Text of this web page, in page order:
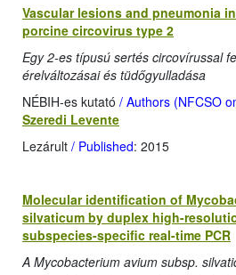
Vascular lesions and pneumonia
porcine circovirus type 2
Egy 2-es típusú sertés circovírussal
érelváltozásai és tüdőgyulladása
NÉBIH-es kutató / Authors (NFCSO
Szeredi Levente
Lezárult / Published: 2015
Molecular identification of
silvaticum by duplex high-
subspecies-specific real-time PCR
A Mycobacterium avium subsp.